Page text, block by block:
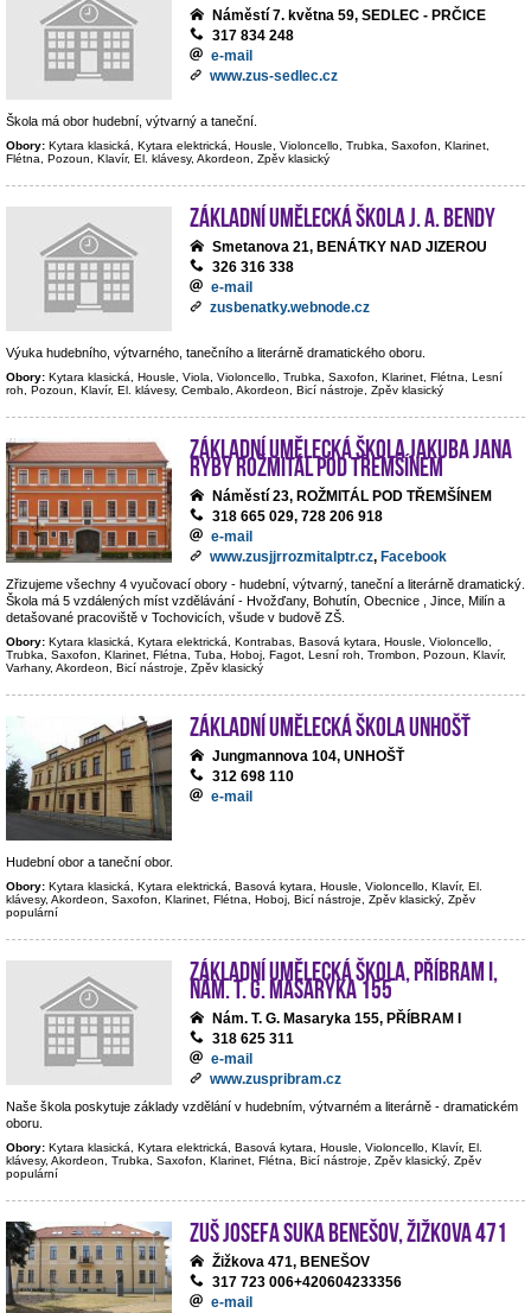
Náměstí 7. května 59, SEDLEC - PRČICE
317 834 248
e-mail
www.zus-sedlec.cz
Škola má obor hudební, výtvarný a taneční.
Obory: Kytara klasická, Kytara elektrická, Housle, Violoncello, Trubka, Saxofon, Klarinet,
Flétna, Pozoun, Klavír, El. klávesy, Akordeon, Zpěv klasický
Základní umělecká škola J. A. Bendy
Smetanova 21, BENÁTKY NAD JIZEROU
326 316 338
e-mail
zusbenatky.webnode.cz
Výuka hudebního, výtvarného, tanečního a literárně dramatického oboru.
Obory: Kytara klasická, Housle, Viola, Violoncello, Trubka, Saxofon, Klarinet, Flétna, Lesní
roh, Pozoun, Klavír, El. klávesy, Cembalo, Akordeon, Bicí nástroje, Zpěv klasický
Základní umělecká škola Jakuba Jana
Ryby Rožmitál pod Třemšínem
Náměstí 23, ROŽMITÁL POD TŘEMŠÍNEM
318 665 029, 728 206 918
e-mail
www.zusjjrrozmitalptr.cz, Facebook
Zřizujeme všechny 4 vyučovací obory - hudební, výtvarný, taneční a literárně dramatický.
Škola má 5 vzdálených míst vzdělávání - Hvožďany, Bohutín, Obecnice , Jince, Milín a
detašované pracoviště v Tochovicích, všude v budově ZŠ.
Obory: Kytara klasická, Kytara elektrická, Kontrabas, Basová kytara, Housle, Violoncello,
Trubka, Saxofon, Klarinet, Flétna, Tuba, Hoboj, Fagot, Lesní roh, Trombon, Pozoun, Klavír,
Varhany, Akordeon, Bicí nástroje, Zpěv klasický
Základní umělecká škola Unhošť
Jungmannova 104, UNHOŠŤ
312 698 110
e-mail
Hudební obor a taneční obor.
Obory: Kytara klasická, Kytara elektrická, Basová kytara, Housle, Violoncello, Klavír, El.
klávesy, Akordeon, Saxofon, Klarinet, Flétna, Hoboj, Bicí nástroje, Zpěv klasický, Zpěv
populární
Základní umělecká škola, Příbram I,
nám. T. G. Masaryka 155
Nám. T. G. Masaryka 155, PŘÍBRAM I
318 625 311
e-mail
www.zuspribram.cz
Naše škola poskytuje základy vzdělání v hudebním, výtvarném a literárně - dramatickém
oboru.
Obory: Kytara klasická, Kytara elektrická, Basová kytara, Housle, Violoncello, Klavír, El.
klávesy, Akordeon, Trubka, Saxofon, Klarinet, Flétna, Bicí nástroje, Zpěv klasický, Zpěv
populární
ZUŠ Josefa Suka Benešov, Žižkova 471
Žižkova 471, BENEŠOV
317 723 006+420604233356
e-mail